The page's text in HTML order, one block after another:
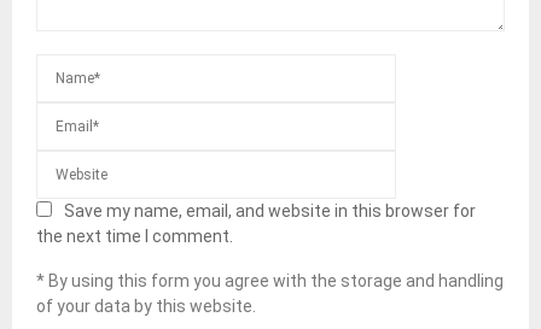
Save my name, email, and website in this browser for
the next time I comment.
* By using this form you agree with the storage and handling
of your data by this website.